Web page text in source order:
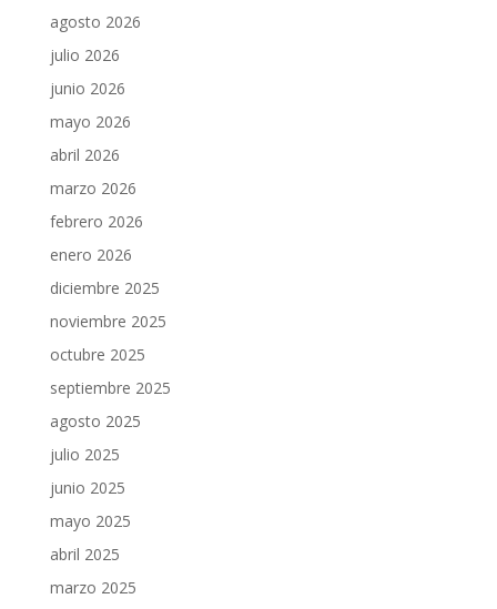
agosto 2026
julio 2026
junio 2026
mayo 2026
abril 2026
marzo 2026
febrero 2026
enero 2026
diciembre 2025
noviembre 2025
octubre 2025
septiembre 2025
agosto 2025
julio 2025
junio 2025
mayo 2025
abril 2025
marzo 2025